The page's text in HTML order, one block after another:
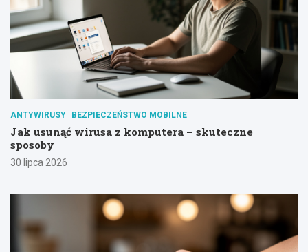
ANTYWIRUSY BEZPIECZEŃSTWO MOBILNE
Jak usunąć wirusa z komputera – skuteczne
sposoby
30 lipca 2026